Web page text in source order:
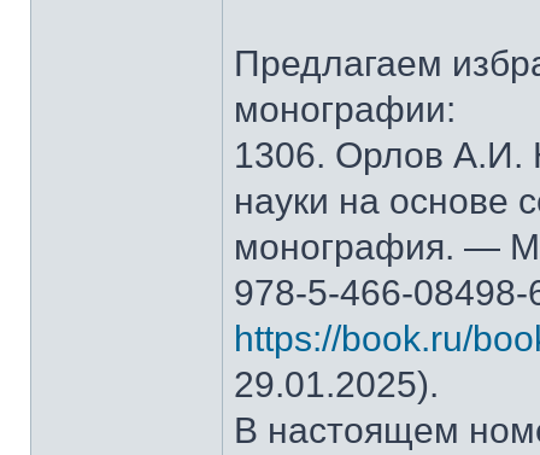
Предлагаем
монографии:
1306. Орлов А.И.
науки на основе
монография. —
978-5-466-
https://book.ru/
29.01.2025).
В настоящем